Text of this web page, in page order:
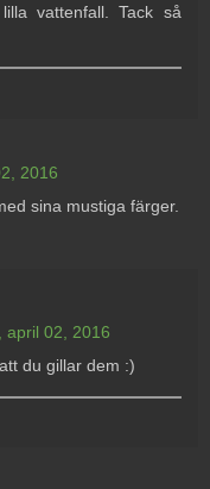
vattenfall. Tack så
2016
sina mustiga färger.
april 02, 2016
du gillar dem :)